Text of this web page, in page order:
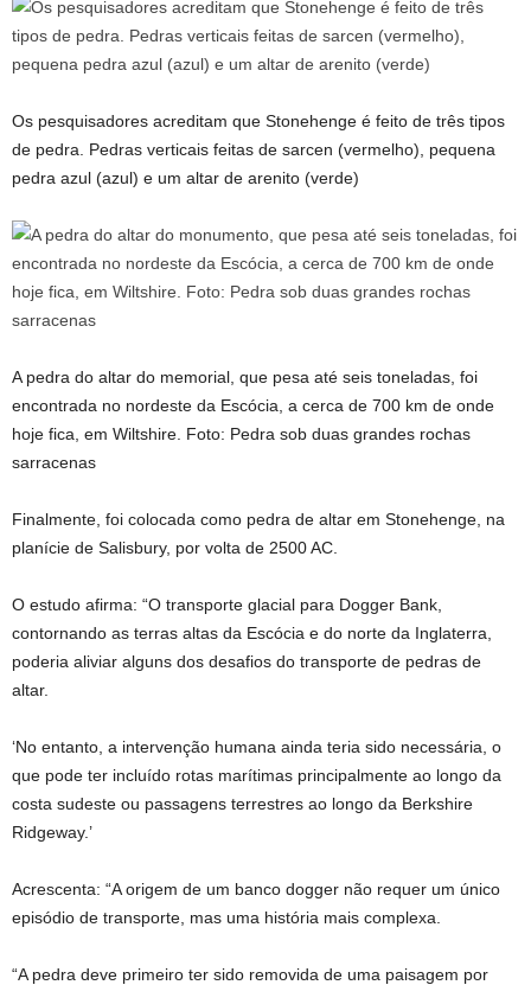
Os pesquisadores acreditam que Stonehenge é feito de três tipos
de pedra. Pedras verticais feitas de sarcen (vermelho), pequena
pedra azul (azul) e um altar de arenito (verde)
A pedra do altar do memorial, que pesa até seis toneladas, foi
encontrada no nordeste da Escócia, a cerca de 700 km de onde
hoje fica, em Wiltshire. Foto: Pedra sob duas grandes rochas
sarracenas
Finalmente, foi colocada como pedra de altar em Stonehenge, na
planície de Salisbury, por volta de 2500 AC.
O estudo afirma: “O transporte glacial para Dogger Bank,
contornando as terras altas da Escócia e do norte da Inglaterra,
poderia aliviar alguns dos desafios do transporte de pedras de
altar.
‘No entanto, a intervenção humana ainda teria sido necessária, o
que pode ter incluído rotas marítimas principalmente ao longo da
costa sudeste ou passagens terrestres ao longo da Berkshire
Ridgeway.’
Acrescenta: “A origem de um banco dogger não requer um único
episódio de transporte, mas uma história mais complexa.
“A pedra deve primeiro ter sido removida de uma paisagem por